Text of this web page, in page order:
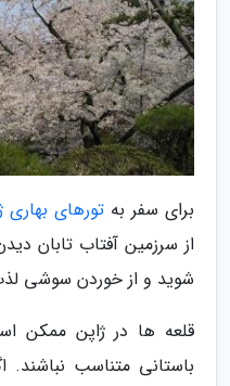
برای سفر بهتورهای بهاری
از سرزمین آفتاب تابان
شوید و از خوردن سوشی
قلعه ها در ژاپن ممکن
باستانی متناسب